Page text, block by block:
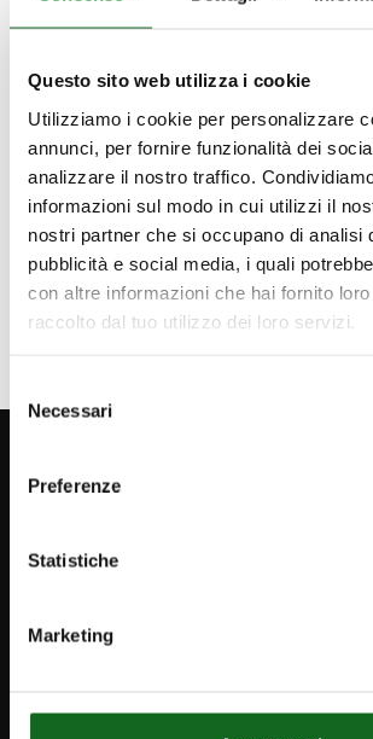
Questo sito web utilizza i cookie
Utilizziamo i cookie per personalizzare
annunci, per fornire funzionalità dei
analizzare il nostro traffico.
informazioni sul modo in cui utilizzi il
nostri partner che si occupano di analisi
pubblicità e social media, i quali
con altre informazioni che hai fornito
raccolto dal tuo utilizzo dei loro servizi.
delNecessari
Preferenze
Statistiche
Marketing
Todos los procesos se siguen,
paso, en nuestros Centros de
Salas de Pruebas certificadas
(Customer Testing Facility) y
por un Equipo dedicado y